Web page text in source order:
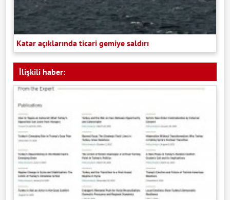
Katar açıklarında ticari gemiye saldırı
İlişkili haber: